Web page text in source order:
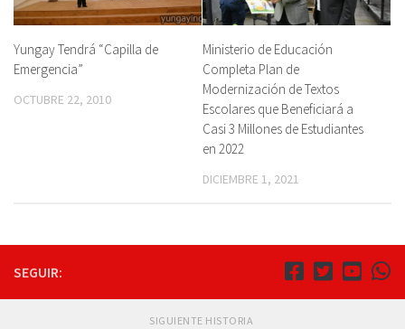
Yungay Tendrá “Capilla de
Emergencia”
OCTUBRE 22, 2010
Ministerio de Educación
Completa Plan de
Modernización de Textos
Escolares que Beneficiará a
Casi 3 Millones de Estudiantes
en 2022
DICIEMBRE 1, 2021
SEGUIR:
SIGUIENTE HISTORIA